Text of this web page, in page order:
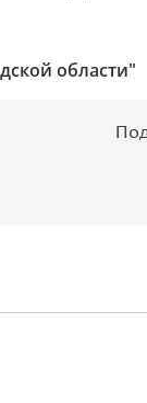
области"